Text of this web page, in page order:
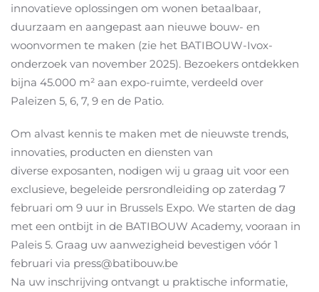
innovatieve oplossingen om wonen betaalbaar,
duurzaam en aangepast aan nieuwe bouw- en
woonvormen te maken (zie het BATIBOUW-Ivox-
onderzoek van november 2025). Bezoekers ontdekken
bijna 45.000 m² aan expo-ruimte, verdeeld over
Paleizen 5, 6, 7, 9 en de Patio.
Om alvast kennis te maken met de nieuwste trends,
innovaties, producten en diensten van
diverse exposanten, nodigen wij u graag uit voor een
exclusieve, begeleide persrondleiding op zaterdag 7
februari om 9 uur in Brussels Expo. We starten de dag
met een ontbijt in de BATIBOUW Academy, vooraan in
Paleis 5. Graag uw aanwezigheid bevestigen vóór 1
februari via press@batibouw.be
Na uw inschrijving ontvangt u praktische informatie,